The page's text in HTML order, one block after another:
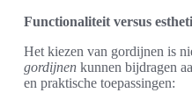
Functionaliteit versus
Het kiezen van gordijnen is
gordijnen kunnen bijdragen
en praktische toepassingen: